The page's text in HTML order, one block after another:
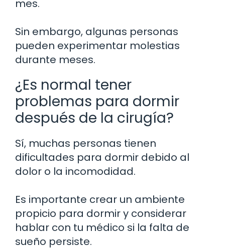
mes.
Sin embargo, algunas personas
pueden experimentar molestias
durante meses.
¿Es normal tener
problemas para dormir
después de la cirugía?
Sí, muchas personas tienen
dificultades para dormir debido al
dolor o la incomodidad.
Es importante crear un ambiente
propicio para dormir y considerar
hablar con tu médico si la falta de
sueño persiste.